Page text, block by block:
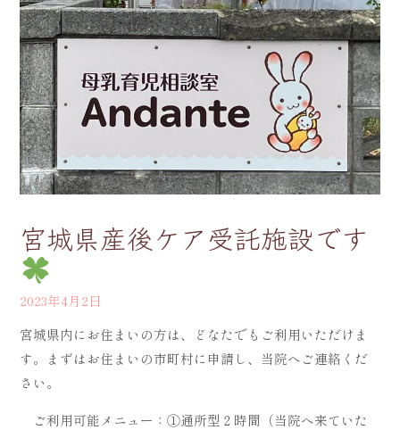
宮城県産後ケア受託施設です
2023年4月2日
宮城県内にお住まいの方は、どなたでもご利用いただけま
す。まずはお住まいの市町村に申請し、当院へご連絡くだ
さい。
ご利用可能メニュー：①通所型２時間（当院へ来ていた